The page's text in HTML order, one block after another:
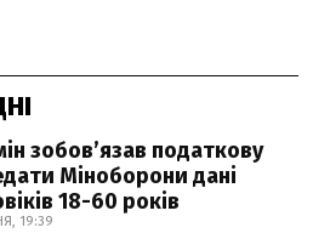
зобовʼязав податкову
Міноборони дані
18-60 років
19:39